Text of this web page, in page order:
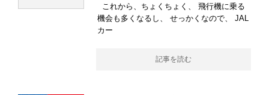
これから、ちょくちょく、 飛行機に乗る
機会も多くなるし、 せっかくなので、 JAL
カー
記事を読む